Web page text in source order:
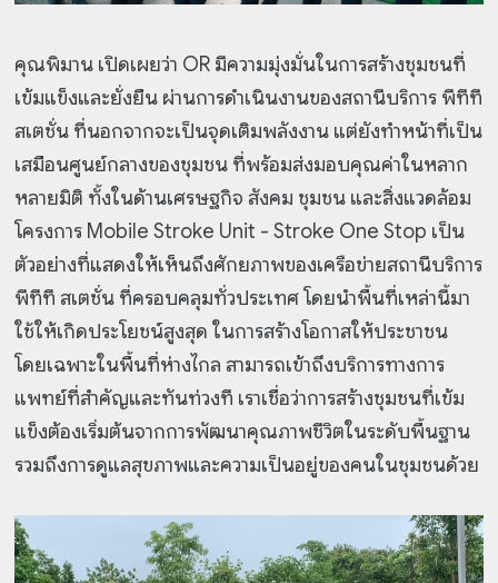
คุณพิมาน เปิดเผยว่า OR มีความมุ่งมั่นในการสร้างชุมชนที่
เข้มแข็งและยั่งยืน ผ่านการดำเนินงานของสถานีบริการ พีทีที
สเตชั่น ที่นอกจากจะเป็นจุดเติมพลังงาน แต่ยังทำหน้าที่เป็น
เสมือนศูนย์กลางของชุมชน ที่พร้อมส่งมอบคุณค่าในหลาก
หลายมิติ ทั้งในด้านเศรษฐกิจ สังคม ชุมชน และสิ่งแวดล้อม
โครงการ Mobile Stroke Unit - Stroke One Stop เป็น
ตัวอย่างที่แสดงให้เห็นถึงศักยภาพของเครือข่ายสถานีบริการ
พีทีที สเตชั่น ที่ครอบคลุมทั่วประเทศ โดยนำพื้นที่เหล่านี้มา
ใช้ให้เกิดประโยชน์สูงสุด ในการสร้างโอกาสให้ประชาชน
โดยเฉพาะในพื้นที่ห่างไกล สามารถเข้าถึงบริการทางการ
แพทย์ที่สำคัญและทันท่วงที เราเชื่อว่าการสร้างชุมชนที่เข้ม
แข็งต้องเริ่มต้นจากการพัฒนาคุณภาพชีวิตในระดับพื้นฐาน
รวมถึงการดูแลสุขภาพและความเป็นอยู่ของคนในชุมชนด้วย